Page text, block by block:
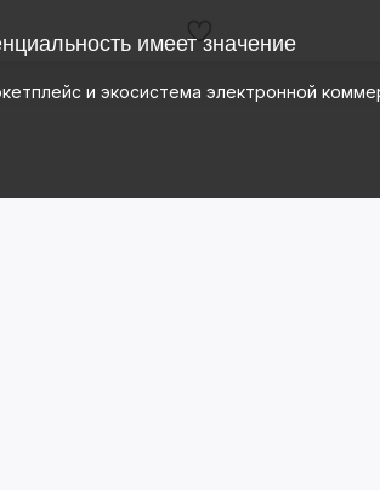
имеет значение
и экосистема электронной